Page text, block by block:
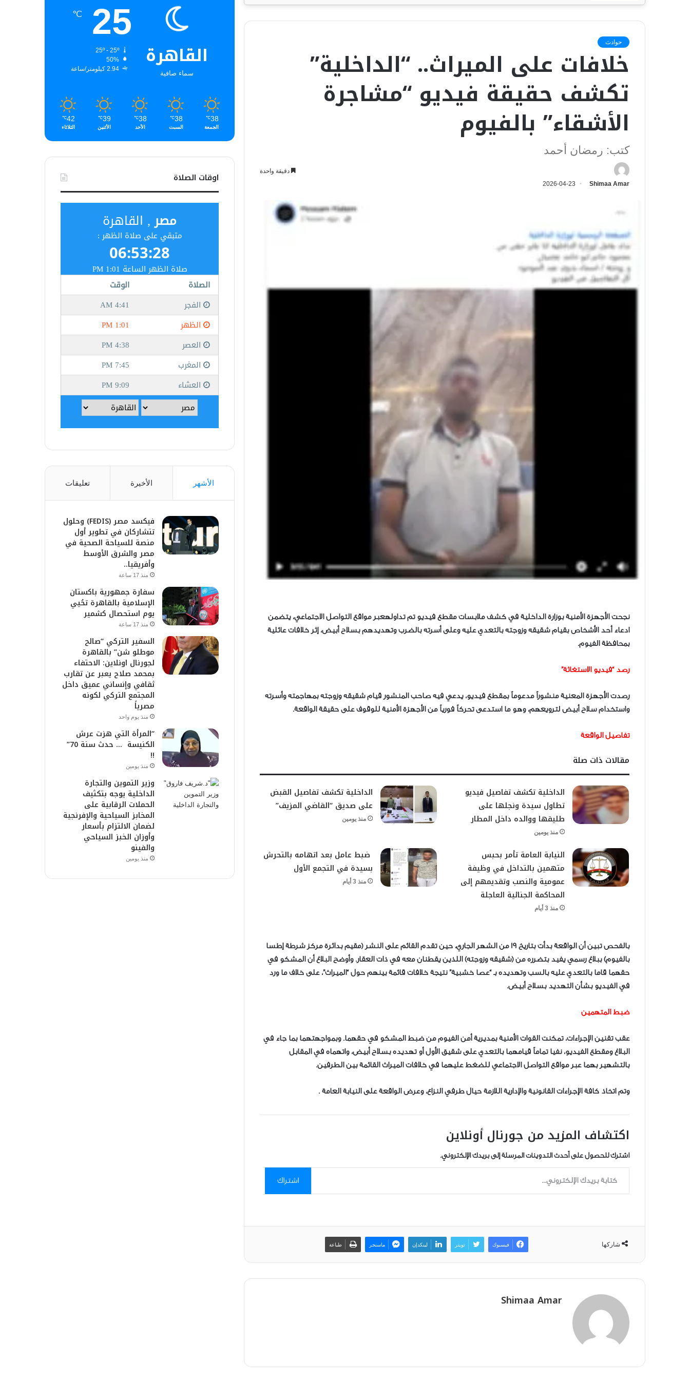
حوادث
خلافات على الميراث.. “الداخلية”
تكشف حقيقة فيديو “مشاجرة
الأشقاء” بالفيوم
كتب: رمضان أحمد
Shimaa Amar
2026-04-23
دقيقة واحدة
نجحت الأجهزة الأمنية بوزارة الداخلية في كشف ملابسات مقطع فيديو تم تداولهعبر مواقع التواصل الاجتماعي، يتضمن
ادعاء أحد الأشخاص بقيام شقيقه وزوجته بالتعدي عليه وعلى أسرته بالضرب وتهديدهم بسلاح أبيض، إثر خلافات عائلية
بمحافظة الفيوم.
رصد “فيديو الاستغاثة”
رصدت الأجهزة المعنية منشوراً مدعوماً بمقطع فيديو، يدعي فيه صاحب المنشور قيام شقيقه وزوجته بمهاجمته وأسرته
واستخدام سلاح أبيض لترويعهم، وهو ما استدعى تحركاً فورياً من الأجهزة الأمنية للوقوف على حقيقة الواقعة.
تفاصيل الواقعة
مقالات ذات صلة
الداخلية تكشف تفاصيل فيديو
تطاول سيدة ونجلها على
طليقها ووالده داخل المطار
منذ يومين
الداخلية تكشف تفاصيل القبض
على صديق “القاضي المزيف”
منذ يومين
النيابة العامة تأمر بحبس
متهمين بالتداخل في وظيفة
عمومية والنصب وتقديمهم إلى
المحاكمة الجنائية العاجلة
منذ 3 أيام
ضبط عامل بعد اتهامه بالتحرش
بسيدة في التجمع الأول
منذ 3 أيام
بالفحص تبين أن الواقعة بدأت بتاريخ 19 من الشهر الجاري، حين تقدم القائم على النشر (مقيم بدائرة مركز شرطة إطسا
بالفيوم) ببلاغ رسمي يفيد بتضرره من (شقيقه وزوجته) اللذين يقطنان معه في ذات العقار. وأوضح البلاغ أن المشكو في
حقهما قاما بالتعدي عليه بالسب وتهديده بـ “عصا خشبية” نتيجة خلافات قائمة بينهم حول “الميراث”، على خلاف ما ورد
في الفيديو بشأن التهديد بسلاح أبيض.
ضبط المتهمين
عقب تقنين الإجراءات، تمكنت القوات الأمنية بمديرية أمن الفيوم من ضبط المشكو في حقهما. وبمواجهتهما بما جاء في
البلاغ ومقطع الفيديو، نفيا تماماً قيامهما بالتعدي على شقيق الأول أو تهديده بسلاح أبيض، واتهماه في المقابل
بالتشهير بهما عبر مواقع التواصل الاجتماعي للضغط عليهما في خلافات الميراث القائمة بين الطرفين.
وتم اتخاذ كافة الإجراءات القانونية والإدارية اللازمة حيال طرفي النزاع، وعرض الواقعة على النيابة العامة .
اكتشاف المزيد من جورنال أونلاين
اشترك للحصول على أحدث التدوينات المرسلة إلى بريدك الإلكتروني.
كتابة بريدك الإلكتروني...
اشتراك
شاركها فيسبوك تويتر لينكدإن ماسنجر طباعة
Shimaa Amar
القاهرة
سماء صافية
25
℃
25º - 25º
50%
2.94 كيلومتر/ساعة
38
℃
الجمعة
38
℃
السبت
38
℃
الأحد
39
℃
الأثنين
42
℃
الثلاثاء
اوقات الصلاة
الأشهر الأخيرة تعليقات
فيكسد مصر (FEDIS) وحلول
تتشاركان في تطوير أول
منصة للسياحة الصحية في
مصر والشرق الأوسط
وأفريقيا..
منذ 17 ساعة
سفارة جمهورية باكستان
الإسلامية بالقاهرة تحُيي
يوم استحصال كشمير
منذ 17 ساعة
السفير التركي “صالح
موطلو شن” بالقاهرة
لجورنال اونلاين: الاحتفاء
بمحمد صلاح يعبر عن تقارب
ثقافي وإنساني عميق داخل
المجتمع التركي لكونه
مصرياً
منذ يوم واحد
“المرأة التي هزت عرش
الكنيسة … حدث سنة 70”
!!
منذ يومين
وزير التموين والتجارة
الداخلية يوجه بتكثيف
الحملات الرقابية على
المخابز السياحية والإفرنجية
لضمان الالتزام بأسعار
وأوزان الخبز السياحي
والفينو
منذ يومين